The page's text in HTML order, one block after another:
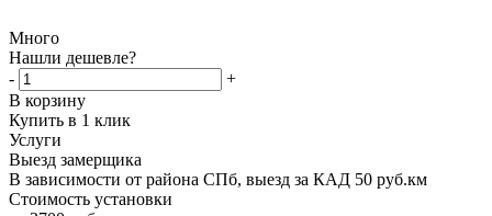
Много
Нашли дешевле?
-
+
В корзину
Купить в 1 клик
Услуги
Выезд замерщика
В зависимости от района СПб, выезд за КАД 50 руб.км
Стоимость установки